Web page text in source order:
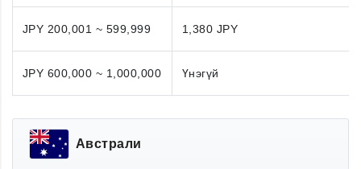
JPY 200,001 ~ 599,999 1,380 JPY
JPY 600,000 ~ 1,000,000 Үнэгүй
Австрали